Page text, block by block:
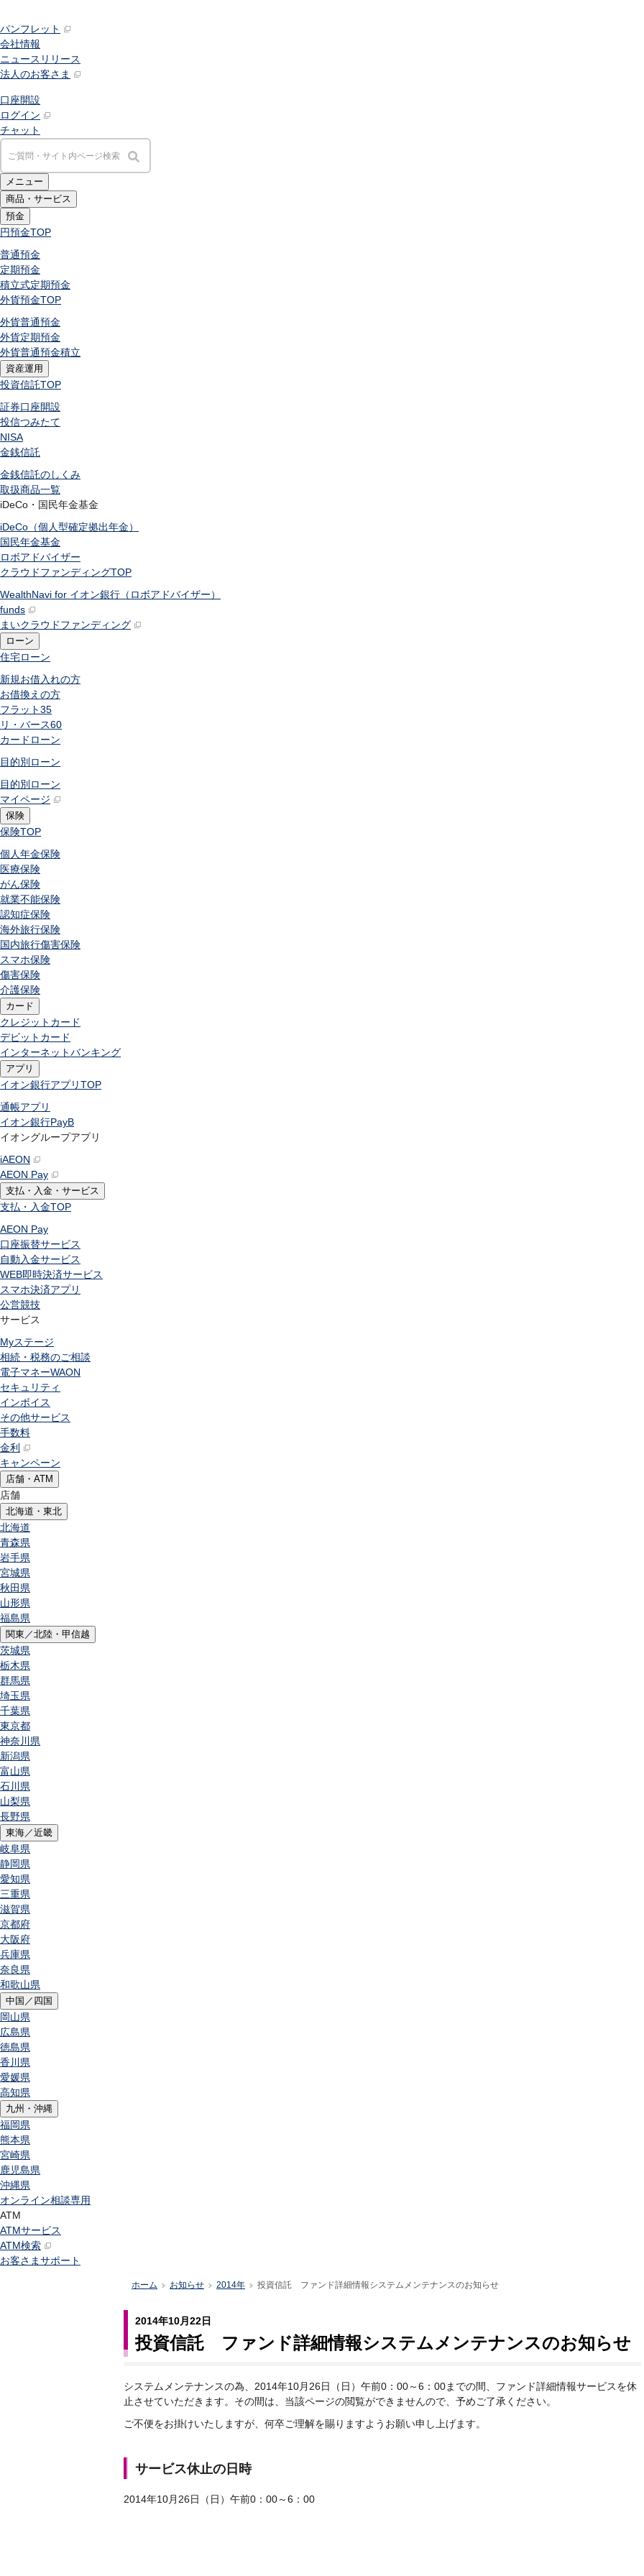
パンフレット
会社情報
ニュースリリース
法人のお客さま
口座開設
ログイン
チャット
メニュー
商品・サービス
預金
円預金TOP
普通預金
定期預金
積立式定期預金
外貨預金TOP
外貨普通預金
外貨定期預金
外貨普通預金積立
資産運用
投資信託TOP
証券口座開設
投信つみたて
NISA
金銭信託
金銭信託のしくみ
取扱商品一覧
iDeCo・国民年金基金
iDeCo（個人型確定拠出年金）
国民年金基金
ロボアドバイザー
クラウドファンディングTOP
WealthNavi for イオン銀行（ロボアドバイザー）
funds
まいクラウドファンディング
ローン
住宅ローン
新規お借入れの方
お借換えの方
フラット35
リ・バース60
カードローン
目的別ローン
目的別ローン
マイページ
保険
保険TOP
個人年金保険
医療保険
がん保険
就業不能保険
認知症保険
海外旅行保険
国内旅行傷害保険
スマホ保険
傷害保険
介護保険
カード
クレジットカード
デビットカード
インターネットバンキング
アプリ
イオン銀行アプリTOP
通帳アプリ
イオン銀行PayB
イオングループアプリ
iAEON
AEON Pay
支払・入金・サービス
支払・入金TOP
AEON Pay
口座振替サービス
自動入金サービス
WEB即時決済サービス
スマホ決済アプリ
公営競技
サービス
Myステージ
相続・税務のご相談
電子マネーWAON
セキュリティ
インボイス
その他サービス
手数料
金利
キャンペーン
店舗・ATM
店舗
北海道・東北
北海道
青森県
岩手県
宮城県
秋田県
山形県
福島県
関東／北陸・甲信越
茨城県
栃木県
群馬県
埼玉県
千葉県
東京都
神奈川県
新潟県
富山県
石川県
山梨県
長野県
東海／近畿
岐阜県
静岡県
愛知県
三重県
滋賀県
京都府
大阪府
兵庫県
奈良県
和歌山県
中国／四国
岡山県
広島県
徳島県
香川県
愛媛県
高知県
九州・沖縄
福岡県
熊本県
宮崎県
鹿児島県
沖縄県
オンライン相談専用
ATM
ATMサービス
ATM検索
お客さまサポート
ホーム >お知らせ >2014年 >投資信託 ファンド詳細情報システムメンテナンスのお知らせ
2014年10月22日
投資信託 ファンド詳細情報システムメンテナンスのお知らせ
システムメンテナンスの為、2014年10月26日（日）午前0：00～6：00までの間、ファンド詳細情報サービスを休
止させていただきます。その間は、当該ページの閲覧ができませんので、予めご了承ください。
ご不便をお掛けいたしますが、何卒ご理解を賜りますようお願い申し上げます。
サービス休止の日時
2014年10月26日（日）午前0：00～6：00